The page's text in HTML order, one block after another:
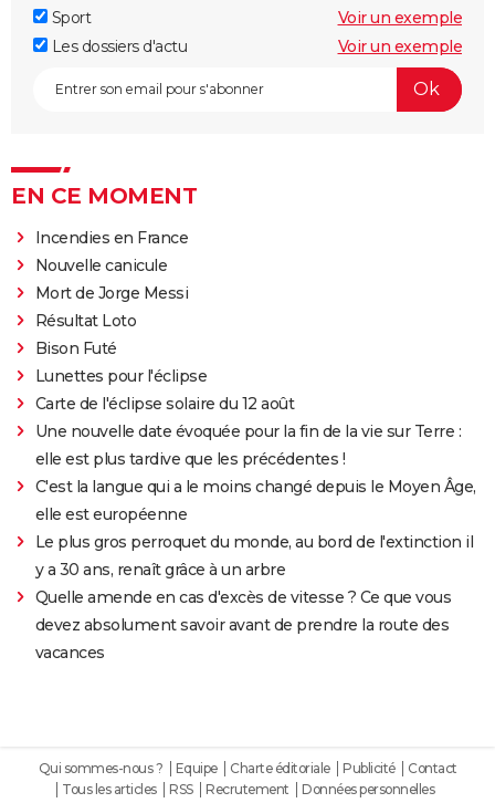
Sport
Voir un exemple
Les dossiers d'actu
Voir un exemple
EN CE MOMENT
Incendies en France
Nouvelle canicule
Mort de Jorge Messi
Résultat Loto
Bison Futé
Lunettes pour l'éclipse
Carte de l'éclipse solaire du 12 août
Une nouvelle date évoquée pour la fin de la vie sur Terre :
elle est plus tardive que les précédentes !
C'est la langue qui a le moins changé depuis le Moyen Âge,
elle est européenne
Le plus gros perroquet du monde, au bord de l'extinction il
y a 30 ans, renaît grâce à un arbre
Quelle amende en cas d'excès de vitesse ? Ce que vous
devez absolument savoir avant de prendre la route des
vacances
Qui sommes-nous ? Equipe Charte éditoriale Publicité
Contact
Tous les articles
RSS Recrutement
Données personnelles